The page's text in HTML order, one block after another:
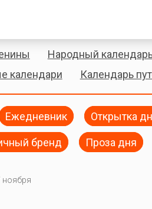
Народный
календари Календарь
Ежедневник Открытка
бренд Проза дня
ноября